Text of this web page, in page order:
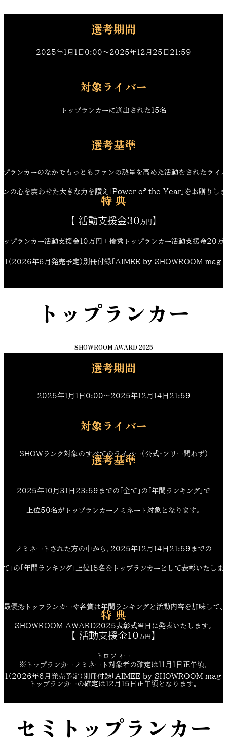
SHOWROOM AWARD 2025
選考期間
2025年1月1日0:00〜2025年12月25日21:59
対象ライバー
トップランカーに選出された15名
選考基準
プランカーのなかでもっともファンの熱量を高めた活動をされたライ
ンの心を震わせた大きな力を讃え「Power of the Year」をお贈りしま
特 典
【 活動支援金30万円 】
ップランカー活動支援金10万円＋優秀トップランカー活動支援金20万
（2026年6月発売予定）別冊付録「AIMEE by SHOWROOM mag
トップランカー
SHOWROOM AWARD 2025
選考期間
2025年1月1日0:00〜2025年12月14日21:59
対象ライバー
SHOWランク対象のすべてのライバー（公式・フリー問わず）
選考基準
2025年10月31日23:59までの「全て」の「年間ランキング」で
上位50名がトップランカーノミネート対象となります。
ノミネートされた方の中から、2025年12月14日21:59までの
て」の「年間ランキング」上位15名をトップランカーとして表彰いたしま
最優秀トップランカーや各賞は年間ランキングと活動内容を加味して、
SHOWROOM AWARD2025表彰式当日に発表いたします。
※トップランカーノミネート対象者の確定は11月1日正午頃、
トップランカーの確定は12月15日正午頃となります。
特 典
【 活動支援金10万円 】
トロフィー
（2026年6月発売予定）別冊付録「AIMEE by SHOWROOM mag
セミトップランカー